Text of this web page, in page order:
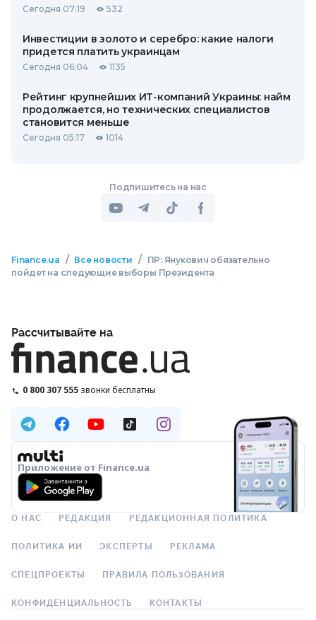
Сегодня 07:19 532
Инвестиции в золото и серебро: какие налоги
придется платить украинцам
Сегодня 06:04 1135
Рейтинг крупнейших ИТ-компаний Украины: найм
продолжается, но технических специалистов
становится меньше
Сегодня 05:17 1014
Подпишитесь на нас
Finance.ua / Все новости /
ПР: Янукович обязательно
пойдет на следующие выборы Президента
Рассчитывайте на
0 800 307 555 звонки бесплатны
Приложение от Finance.ua
О НАС РЕДАКЦИЯ РЕДАКЦИОННАЯ ПОЛИТИКА
ПОЛИТИКА ИИ ЭКСПЕРТЫ РЕКЛАМА
СПЕЦПРОЕКТЫ ПРАВИЛА ПОЛЬЗОВАНИЯ
КОНФИДЕНЦИАЛЬНОСТЬ КОНТАКТЫ